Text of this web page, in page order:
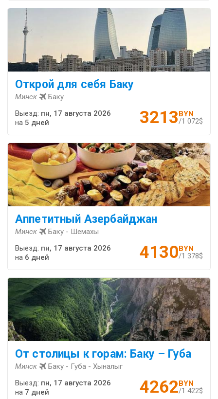
Открой для себя Баку
Минск Баку
3213BYN
/1 072$
Выезд: пн, 17 августа 2026
на 5 дней
Аппетитный Азербайджан
Минск Баку - Шемахы
4130BYN
/1 378$
Выезд: пн, 17 августа 2026
на 6 дней
От столицы к горам: Баку – Губа
Минск Баку - Губа - Хыналыг
4262BYN
/1 422$
Выезд: пн, 17 августа 2026
на 7 дней